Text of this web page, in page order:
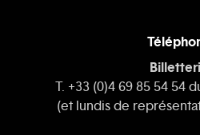
T. +33 (0)4 69 85 54 54
(et lundis de